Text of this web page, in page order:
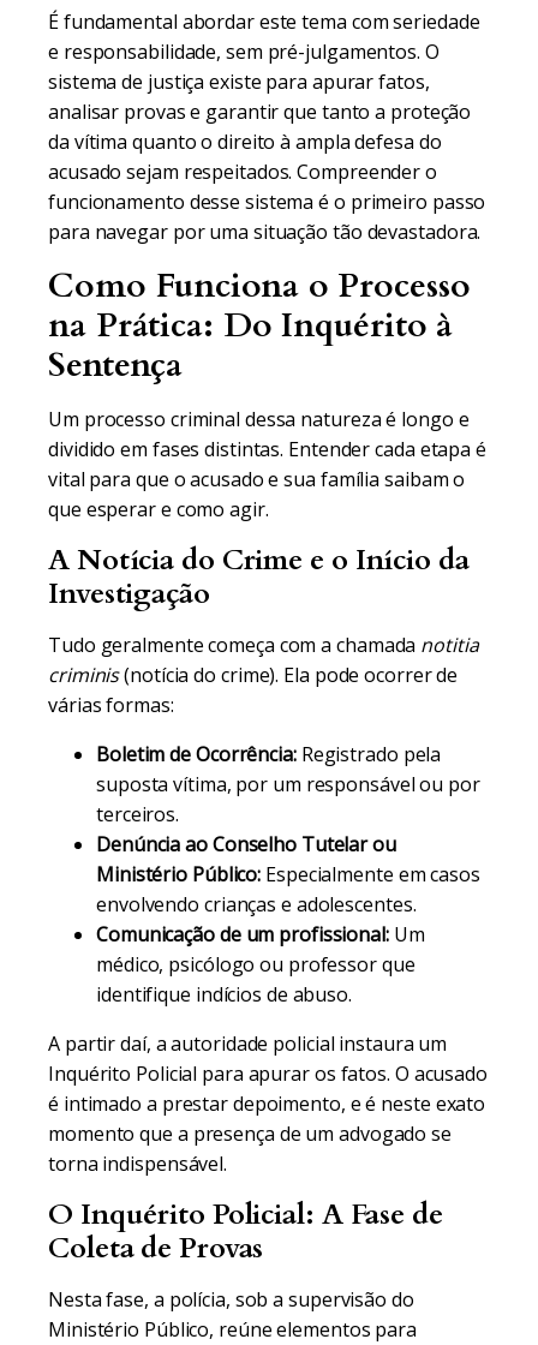
É fundamental abordar este tema com seriedade
e responsabilidade, sem pré-julgamentos. O
sistema de justiça existe para apurar fatos,
analisar provas e garantir que tanto a proteção
da vítima quanto o direito à ampla defesa do
acusado sejam respeitados. Compreender o
funcionamento desse sistema é o primeiro passo
para navegar por uma situação tão devastadora.
Como Funciona o Processo
na Prática: Do Inquérito à
Sentença
Um processo criminal dessa natureza é longo e
dividido em fases distintas. Entender cada etapa é
vital para que o acusado e sua família saibam o
que esperar e como agir.
A Notícia do Crime e o Início da
Investigação
Tudo geralmente começa com a chamada notitia
criminis(notícia do crime). Ela pode ocorrer de
várias formas:
Boletim de Ocorrência:Registrado pela
suposta vítima, por um responsável ou por
terceiros.
Denúncia ao Conselho Tutelar ou
Ministério Público: Especialmente em casos
envolvendo crianças e adolescentes.
Comunicação de um profissional:Um
médico, psicólogo ou professor que
identifique indícios de abuso.
A partir daí, a autoridade policial instaura um
Inquérito Policial para apurar os fatos. O acusado
é intimado a prestar depoimento, e é neste exato
momento que a presença de um advogado se
torna indispensável.
O Inquérito Policial: A Fase de
Coleta de Provas
Nesta fase, a polícia, sob a supervisão do
Ministério Público, reúne elementos para